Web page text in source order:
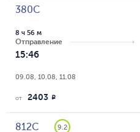
380С
Отправление
15:46
8 ч 56 м
09.08, 10.08, 11.08
от 2403 R
812С 9.2